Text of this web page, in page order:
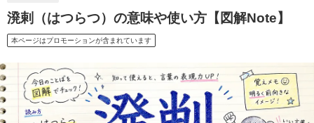
溌剌（はつらつ）の意味や使い方【図解Note】
本ページはプロモーションが含まれています